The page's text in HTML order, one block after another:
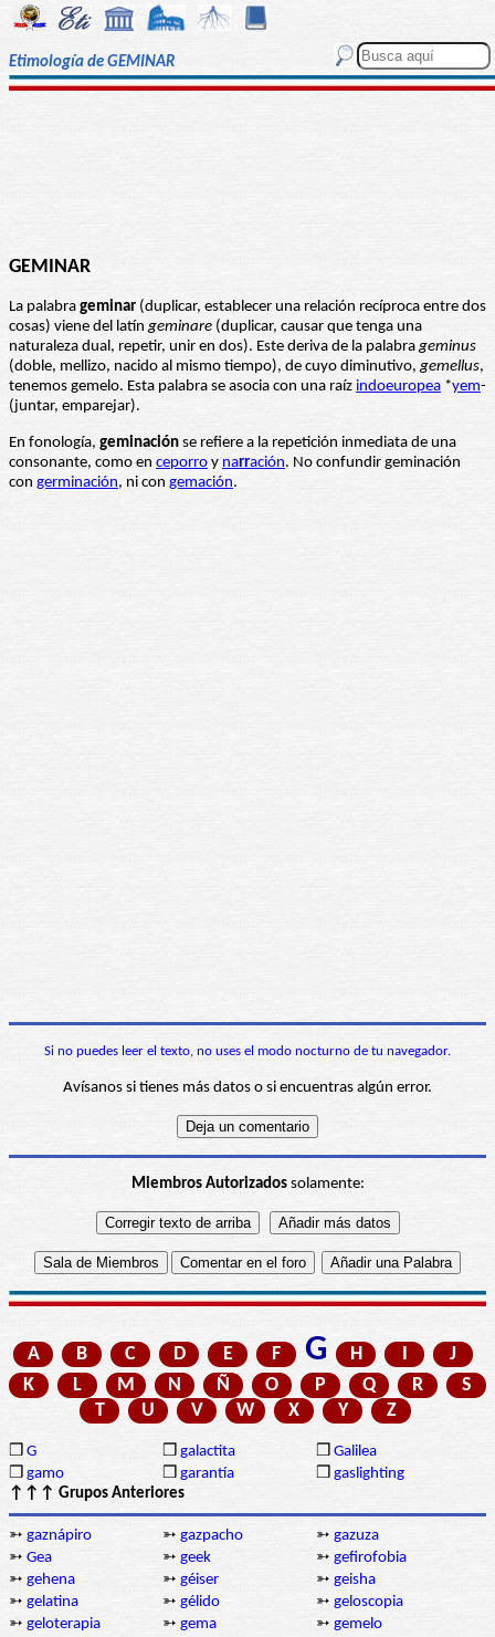
Etimología de GEMINAR
GEMINAR
La palabra geminar (duplicar, establecer una relación recíproca entre dos
cosas) viene del latíngeminare (duplicar, causar que tenga una
naturaleza dual, repetir, unir en dos). Este deriva de la palabrageminus
(doble, mellizo, nacido al mismo tiempo), de cuyo diminutivo,gemellus,
tenemos gemelo. Esta palabra se asocia con una raíz indoeuropea *yem-
(juntar, emparejar).
En fonología, geminación se refiere a la repetición inmediata de una
consonante, como en ceporro y narración. No confundir geminación
con germinación, ni con gemación.
Si no puedes leer el texto, no uses el modo nocturno de tu navegador.
Avísanos si tienes más datos o si encuentras algún error.
Miembros Autorizadossolamente:
A B C D E F G H I
J
K
L M N Ñ O P Q R
S
T
U V W X Y Z
❒ G ❒ galactita ❒ Galilea
❒ gamo ❒ garantía ❒ gaslighting
↑↑↑ Grupos Anteriores
➳ gaznápiro ➳ gazpacho ➳ gazuza
➳ Gea ➳ geek ➳ gefirofobia
➳ gehena ➳ géiser ➳ geisha
➳ gelatina ➳ gélido ➳ geloscopia
➳ geloterapia ➳ gema ➳ gemelo